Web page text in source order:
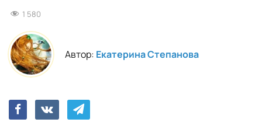
1 580
Автор: Екатерина Степанова